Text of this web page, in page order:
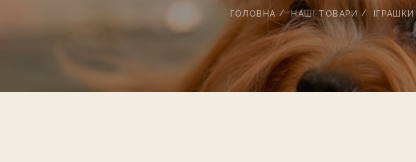
ГОЛОВНА НАШІ ТОВАРИ ІГРАШКИ